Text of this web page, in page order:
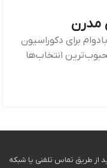
مدرن
برای دکوراسیون
انتخاب‌ها
از طریق تماس تلفنی یا شبکه